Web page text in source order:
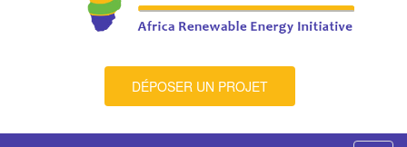
DÉPOSER UN PROJET